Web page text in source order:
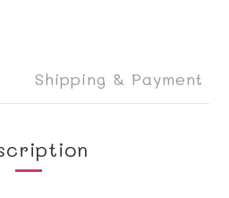
Shipping & Payment